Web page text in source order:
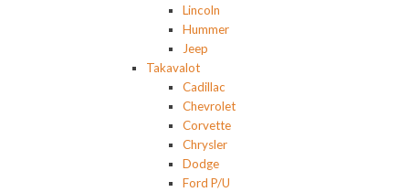
Lincoln
Hummer
Jeep
Takavalot
Cadillac
Chevrolet
Corvette
Chrysler
Dodge
Ford P/U